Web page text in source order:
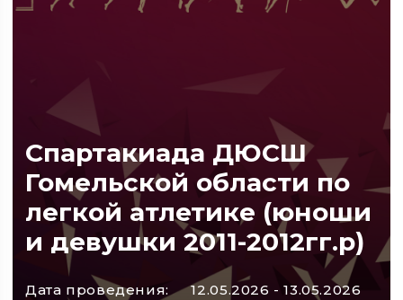
Спартакиада ДЮСШ
Гомельской области по
легкой атлетике (юноши
и девушки 2011-2012гг.р)
Дата проведения:
12.05.2026 - 13.05.2026